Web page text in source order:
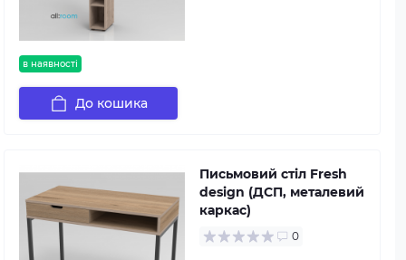
в наявності
До кошика
Письмовий стіл Fresh
design (ДСП, металевий
каркас)
0